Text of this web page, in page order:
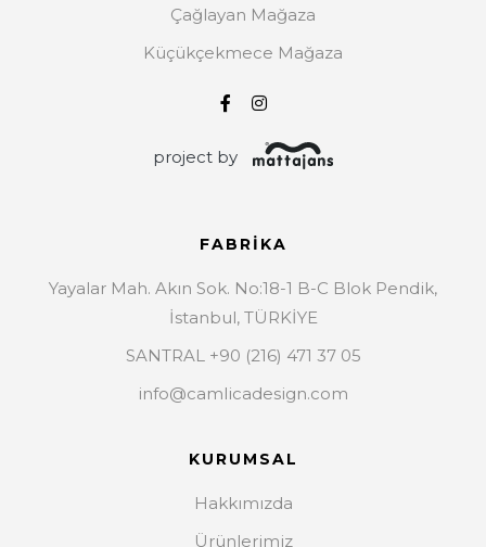
Çağlayan Mağaza
Küçükçekmece Mağaza
project by
FABRIKA
Yayalar Mah. Akın Sok. No:18-1 B-C Blok Pendik,
İstanbul, TÜRKİYE
SANTRAL +90 (216) 471 37 05
info@camlicadesign.com
KURUMSAL
Hakkımızda
Ürünlerimiz